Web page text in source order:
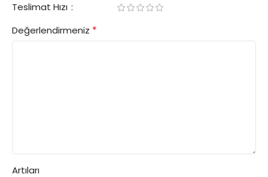
Teslimat Hızı
Değerlendirmeniz *
Artıları